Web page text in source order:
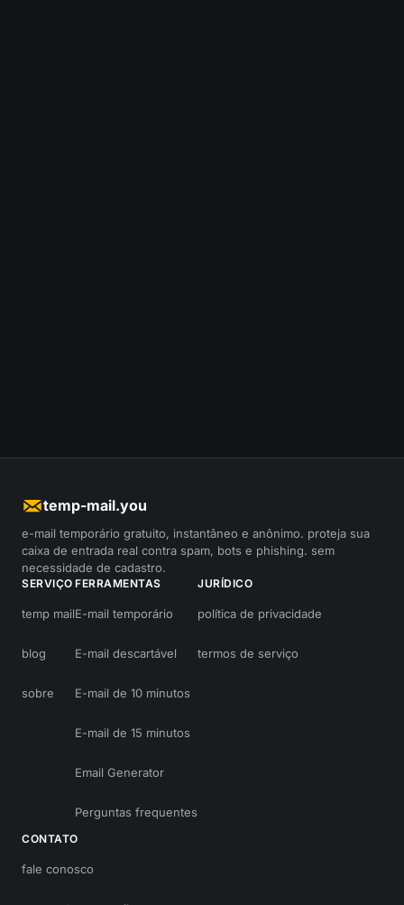
temp-mail.you
e-mail temporário gratuito, instantâneo e anônimo. proteja sua
caixa de entrada real contra spam, bots e phishing. sem
necessidade de cadastro.
SERVIÇO
temp mail
blog
sobre
FERRAMENTAS
E-mail temporário
E-mail descartável
E-mail de 10 minutos
E-mail de 15 minutos
Email Generator
Perguntas frequentes
JURÍDICO
política de privacidade
termos de serviço
CONTATO
fale conosco